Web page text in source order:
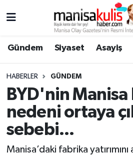
Gündem Siyaset Asayiş
HABERLER GÜNDEM
BYD'nin Manisa
nedeni ortaya
sebebi...
Manisa’daki fabrika yatırımını
Ege Haberleri
Ekonomi
Genel
Yunusemre Hava Durumu
Yunusemre Trafik Yoğunluk
Süper Lig Puan Durumu ve